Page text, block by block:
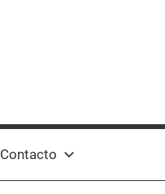
Contacto